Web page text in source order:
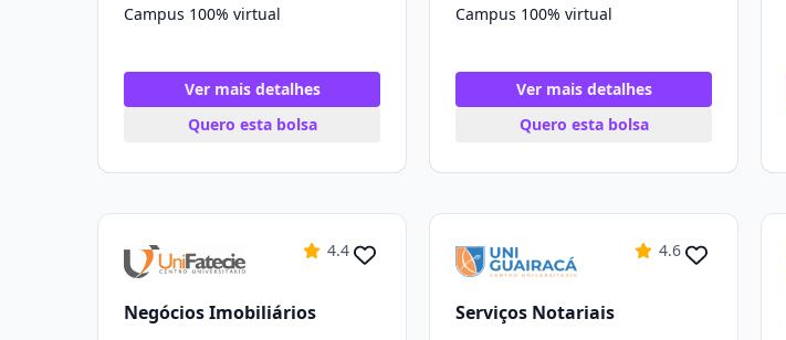
Campus 100% virtual
Ver mais detalhes
Quero esta bolsa
Campus 100% virtual
Ver mais detalhes
Quero esta bolsa
4.4
Negócios Imobiliários
4.6
Serviços Notariais